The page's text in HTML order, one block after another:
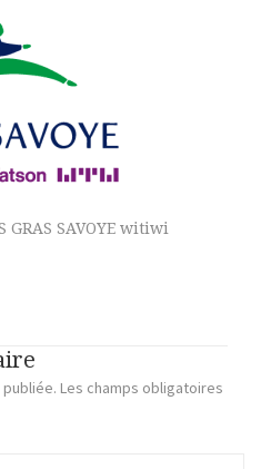
GRAS SAVOYE witiwi
Les champs obligatoires